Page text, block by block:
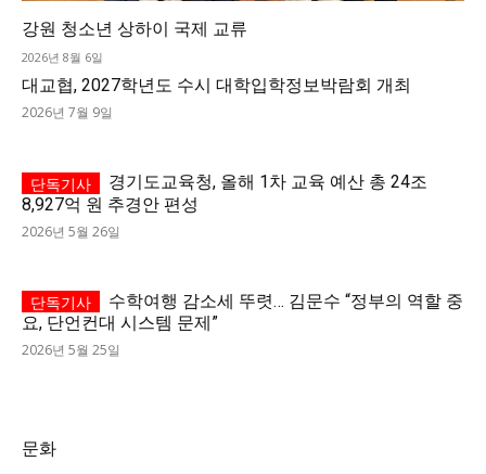
강원 청소년 상하이 국제 교류
2026년 8월 6일
대교협, 2027학년도 수시 대학입학정보박람회 개최
2026년 7월 9일
경기도교육청, 올해 1차 교육 예산 총 24조
8,927억 원 추경안 편성
2026년 5월 26일
수학여행 감소세 뚜렷… 김문수 “정부의 역할 중
요, 단언컨대 시스템 문제”
2026년 5월 25일
문화